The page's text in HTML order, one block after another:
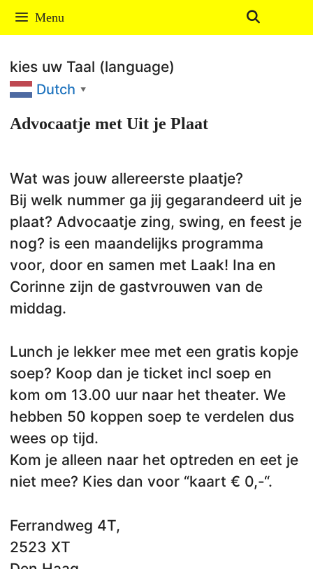
Ga
naar
inhoud
Menu
kies uw Taal (language)
Dutch ▼
Advocaatje met Uit je Plaat
Wat was jouw allereerste plaatje?
Bij welk nummer ga jij gegarandeerd uit je
plaat? Advocaatje zing, swing, en feest je
nog? is een maandelijks programma
voor, door en samen met Laak! Ina en
Corinne zijn de gastvrouwen van de
middag.
Lunch je lekker mee met een gratis kopje
soep? Koop dan je ticket incl soep en
kom om 13.00 uur naar het theater. We
hebben 50 koppen soep te verdelen dus
wees op tijd.
Kom je alleen naar het optreden en eet je
niet mee? Kies dan voor “kaart € 0,-“.
Ferrandweg 4T,
2523 XT